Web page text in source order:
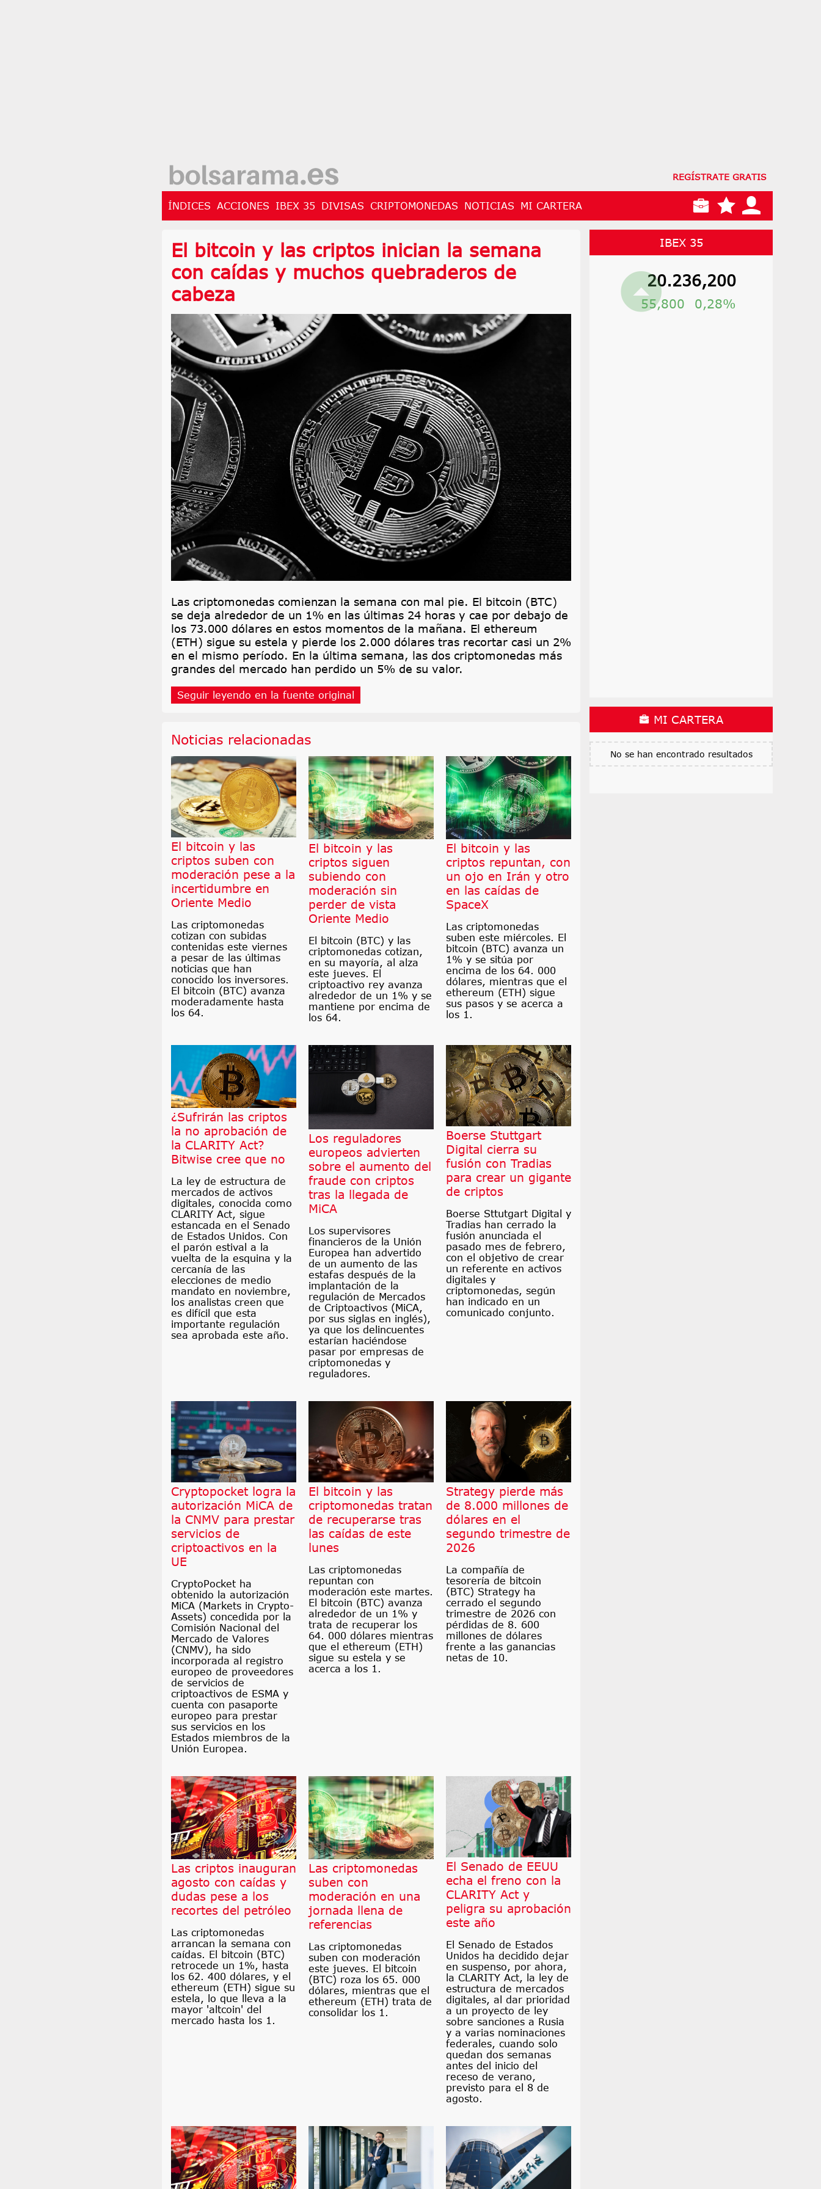
REGÍSTRATE GRATIS
ÍNDICES ACCIONES IBEX 35 DIVISAS CRIPTOMONEDAS NOTICIAS MI CARTERA
El bitcoin y las criptos inician la semana
con caídas y muchos quebraderos de
cabeza
Las criptomonedas comienzan la semana con mal pie. El bitcoin (BTC)
se deja alrededor de un 1% en las últimas 24 horas y cae por debajo de
los 73.000 dólares en estos momentos de la mañana. El ethereum
(ETH) sigue su estela y pierde los 2.000 dólares tras recortar casi un 2%
en el mismo período. En la última semana, las dos criptomonedas más
grandes del mercado han perdido un 5% de su valor.
Seguir leyendo en la fuente original
Noticias relacionadas
El bitcoin y las
criptos suben con
moderación pese a la
incertidumbre en
Oriente Medio
Las criptomonedas
cotizan con subidas
contenidas este viernes
a pesar de las últimas
noticias que han
conocido los inversores.
El bitcoin (BTC) avanza
moderadamente hasta
los 64.
El bitcoin y las
criptos siguen
subiendo con
moderación sin
perder de vista
Oriente Medio
El bitcoin (BTC) y las
criptomonedas cotizan,
en su mayoría, al alza
este jueves. El
criptoactivo rey avanza
alrededor de un 1% y se
mantiene por encima de
los 64.
El bitcoin y las
criptos repuntan, con
un ojo en Irán y otro
en las caídas de
SpaceX
Las criptomonedas
suben este miércoles. El
bitcoin (BTC) avanza un
1% y se sitúa por
encima de los 64. 000
dólares, mientras que el
ethereum (ETH) sigue
sus pasos y se acerca a
los 1.
¿Sufrirán las criptos
la no aprobación de
la CLARITY Act?
Bitwise cree que no
La ley de estructura de
mercados de activos
digitales, conocida como
CLARITY Act, sigue
estancada en el Senado
de Estados Unidos. Con
el parón estival a la
vuelta de la esquina y la
cercanía de las
elecciones de medio
mandato en noviembre,
los analistas creen que
es difícil que esta
importante regulación
sea aprobada este año.
Los reguladores
europeos advierten
sobre el aumento del
fraude con criptos
tras la llegada de
MiCA
Los supervisores
financieros de la Unión
Europea han advertido
de un aumento de las
estafas después de la
implantación de la
regulación de Mercados
de Criptoactivos (MiCA,
por sus siglas en inglés),
ya que los delincuentes
estarían haciéndose
pasar por empresas de
criptomonedas y
reguladores.
Boerse Stuttgart
Digital cierra su
fusión con Tradias
para crear un gigante
de criptos
Boerse Sttutgart Digital y
Tradias han cerrado la
fusión anunciada el
pasado mes de febrero,
con el objetivo de crear
un referente en activos
digitales y
criptomonedas, según
han indicado en un
comunicado conjunto.
Cryptopocket logra la
autorización MiCA de
la CNMV para prestar
servicios de
criptoactivos en la
UE
CryptoPocket ha
obtenido la autorización
MiCA (Markets in Crypto-
Assets) concedida por la
Comisión Nacional del
Mercado de Valores
(CNMV), ha sido
incorporada al registro
europeo de proveedores
de servicios de
criptoactivos de ESMA y
cuenta con pasaporte
europeo para prestar
sus servicios en los
Estados miembros de la
Unión Europea.
El bitcoin y las
criptomonedas tratan
de recuperarse tras
las caídas de este
lunes
Las criptomonedas
repuntan con
moderación este martes.
El bitcoin (BTC) avanza
alrededor de un 1% y
trata de recuperar los
64. 000 dólares mientras
que el ethereum (ETH)
sigue su estela y se
acerca a los 1.
Strategy pierde más
de 8.000 millones de
dólares en el
segundo trimestre de
2026
La compañía de
tesorería de bitcoin
(BTC) Strategy ha
cerrado el segundo
trimestre de 2026 con
pérdidas de 8. 600
millones de dólares
frente a las ganancias
netas de 10.
Las criptos inauguran
agosto con caídas y
dudas pese a los
recortes del petróleo
Las criptomonedas
arrancan la semana con
caídas. El bitcoin (BTC)
retrocede un 1%, hasta
los 62. 400 dólares, y el
ethereum (ETH) sigue su
estela, lo que lleva a la
mayor 'altcoin' del
mercado hasta los 1.
Las criptomonedas
suben con
moderación en una
jornada llena de
referencias
Las criptomonedas
suben con moderación
este jueves. El bitcoin
(BTC) roza los 65. 000
dólares, mientras que el
ethereum (ETH) trata de
consolidar los 1.
El Senado de EEUU
echa el freno con la
CLARITY Act y
peligra su aprobación
este año
El Senado de Estados
Unidos ha decidido dejar
en suspenso, por ahora,
la CLARITY Act, la ley de
estructura de mercados
digitales, al dar prioridad
a un proyecto de ley
sobre sanciones a Rusia
y a varias nominaciones
federales, cuando solo
quedan dos semanas
antes del inicio del
receso de verano,
previsto para el 8 de
agosto.
IBEX 35
20.236,200
55,800 0,28%
MI CARTERA
No se han encontrado resultados